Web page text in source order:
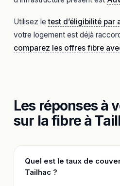
Utilisez letest d’éligibilité par
votre logement est déjà
comparez les offres fibre
Les réponses à
sur la fibre à
Quel est le taux de
Tailhac ?